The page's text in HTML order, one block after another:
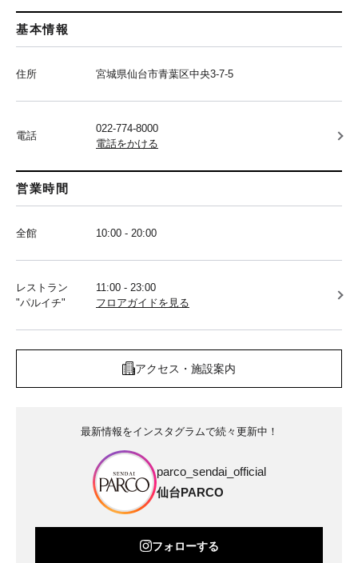
基本情報
住所 宮城県仙台市青葉区中央3-7-5
電話
022-774-8000
電話をかける
営業時間
全館 10:00 - 20:00
レストラン
"パルイチ"
11:00 - 23:00
フロアガイドを見る
アクセス・施設案内
最新情報をインスタグラムで続々更新中！
parco_sendai_official
仙台PARCO
フォローする